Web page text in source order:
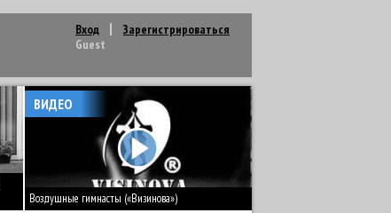
Вход
Зарегистрироваться
Guest
Воздушные гимнасты («Визинова»)
ВИДЕО